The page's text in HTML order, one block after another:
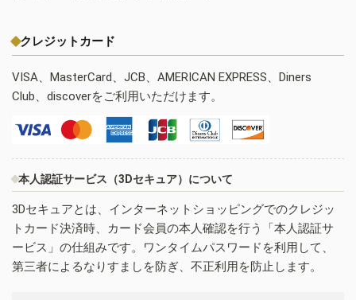
クレジットカード
VISA、MasterCard、JCB、AMERICAN EXPRESS、Diners
Club、discoverをご利用いただけます。
本人認証サービス（3Dセキュア）について
3Dセキュアとは、インターネットショッピングでのクレジッ
トカード決済時、カード会員の本人確認を行う「本人認証サ
ービス」の仕組みです。ワンタイムパスワードを利用して、
第三者によるなりすましを防ぎ、不正利用を防止します。